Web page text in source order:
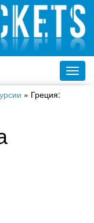
Английский
Русский
Украинский
» Греция: